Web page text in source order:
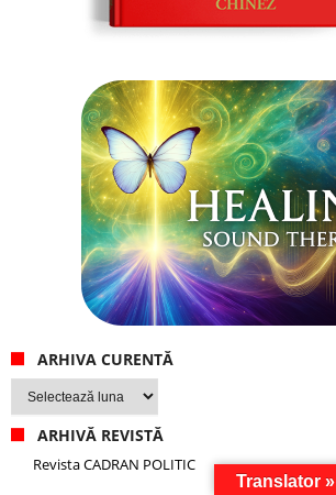
ARHIVA CURENTĂ
Arhiva
curentă
ARHIVĂ REVISTĂ
Revista CADRAN POLITIC
Translator »